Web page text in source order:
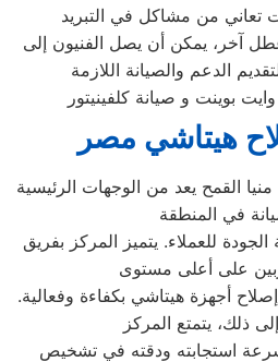
آخر، يمكن أن يصل الفنيون إلى
بوينت و صيانة كلفينيتور
هيتاشي مصر
القمح يعد من الوجهات الرئيسية
للعملاء. يتميز المركز بفريق
على أعلى مستوى
أجهزة هيتاشي بكفاءة وفعالية.
ذلك، يتمتع المركز
استجابته ودقته في تشخيص